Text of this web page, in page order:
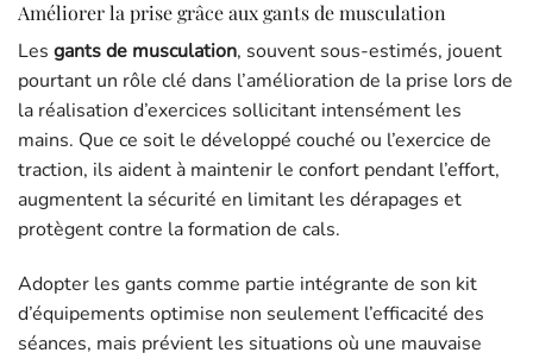
Améliorer la prise grâce aux gants de musculation
Les gants de musculation, souvent sous-estimés, jouent
pourtant un rôle clé dans l’amélioration de la prise lors de
la réalisation d’exercices sollicitant intensément les
mains. Que ce soit le développé couché ou l’exercice de
traction, ils aident à maintenir le confort pendant l’effort,
augmentent la sécurité en limitant les dérapages et
protègent contre la formation de cals.
Adopter les gants comme partie intégrante de son kit
d’équipements optimise non seulement l’efficacité des
séances, mais prévient les situations où une mauvaise